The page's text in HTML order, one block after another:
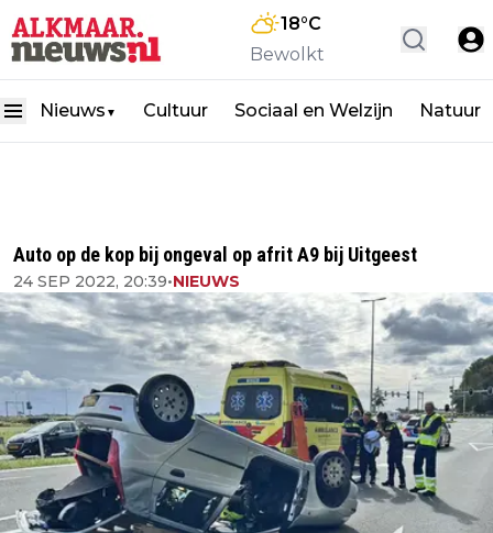
18°C
Bewolkt
Nieuws ▼ Cultuur Sociaal en Welzijn Natuur
Auto op de kop bij ongeval op afrit A9 bij Uitgeest
24 SEP 2022, 20:39•NIEUWS